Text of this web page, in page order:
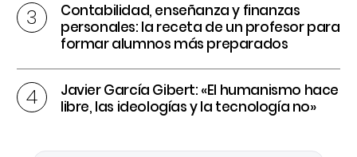
Contabilidad, enseñanza y finanzas
personales: la receta de un profesor para
formar alumnos más preparados
Javier García Gibert: «El humanismo hace
libre, las ideologías y la tecnología no»